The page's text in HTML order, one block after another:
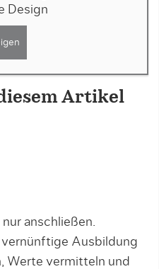
Design
Artikel
anschließen.
vernünftige Ausbildung
Werte vermitteln und